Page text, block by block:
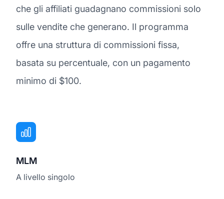
che gli affiliati guadagnano commissioni solo
sulle vendite che generano. Il programma
offre una struttura di commissioni fissa,
basata su percentuale, con un pagamento
minimo di $100.
MLM
A livello singolo